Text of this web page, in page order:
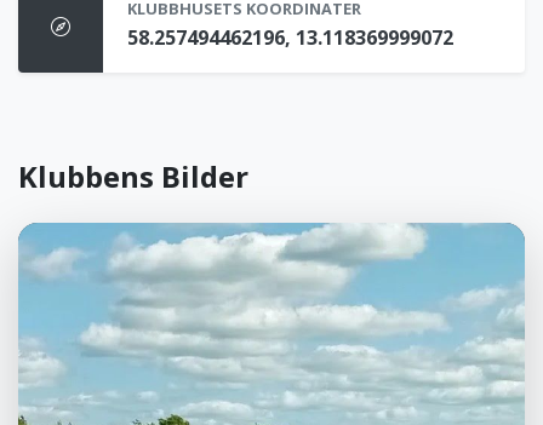
KLUBBHUSETS KOORDINATER
58.257494462196, 13.118369999072
Klubbens Bilder